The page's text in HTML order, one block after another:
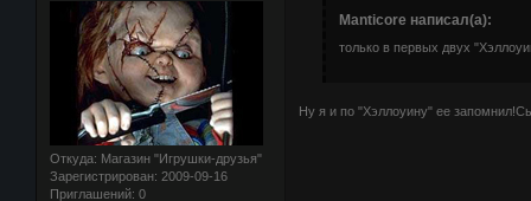
Откуда: Магазин "Игрушки-друзья"
Зарегистрирован: 2009-09-16
Приглашений: 0
Manticore написал(а):
только в первых двух
Ну я и по "Хэллоуину" ее